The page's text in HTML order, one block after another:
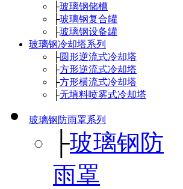
├玻璃钢储槽
├玻璃钢复合罐
├玻璃钢设备罐
玻璃钢冷却塔系列
├圆形逆流式冷却塔
├方形逆流式冷却塔
├方形横流式冷却塔
├无填料喷雾式冷却塔
玻璃钢防雨罩系列
├玻璃钢防
雨罩